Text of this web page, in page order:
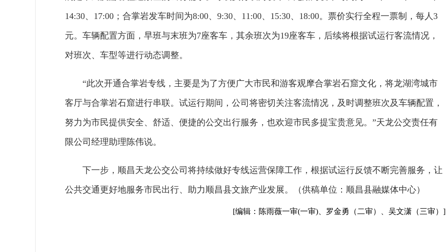
14:30、17:00；合掌岩发车时间为8:00、9:30、11:00、15:30、18:00。票价实行全程一票制，每人3
元。车辆配置方面，早班与末班为7座客车，其余班次为19座客车，后续将根据试运行客流情况，
对班次、车型等进行动态调整。
“此次开通合掌岩专线，主要是为了方便广大市民和游客观摩合掌岩石窟文化，将龙湖湾城市
客厅与合掌岩石窟进行串联。试运行期间，公司将密切关注客流情况，及时调整班次及车辆配置，
努力为市民提供安全、舒适、便捷的公交出行服务，也欢迎市民多提宝贵意见。”天龙公交责任有
限公司经理助理陈伟说。
下一步，顺昌天龙公交公司将持续做好专线运营保障工作，根据试运行反馈不断完善服务，让
公共交通更好地服务市民出行、助力顺昌县文旅产业发展。（供稿单位：顺昌县融媒体中心）
[编辑：陈雨薇一审(一审)、罗金勇（二审）、吴文潇（三审）]